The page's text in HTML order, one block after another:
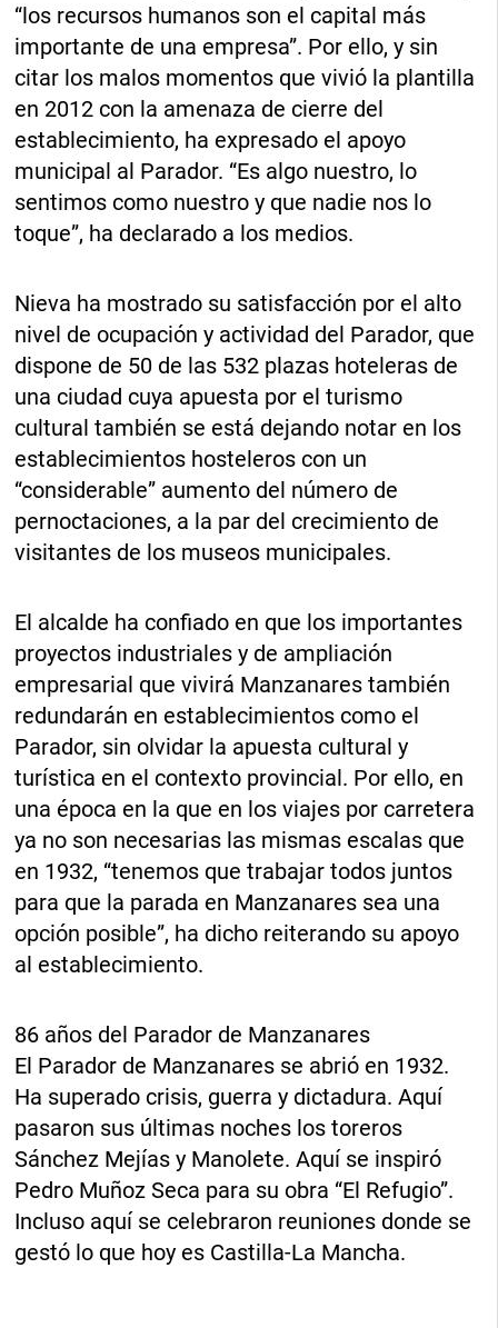
“los recursos humanos son el capital más
importante de una empresa”. Por ello, y sin
citar los malos momentos que vivió la plantilla
en 2012 con la amenaza de cierre del
establecimiento, ha expresado el apoyo
municipal al Parador. “Es algo nuestro, lo
sentimos como nuestro y que nadie nos lo
toque”, ha declarado a los medios.
Nieva ha mostrado su satisfacción por el alto
nivel de ocupación y actividad del Parador, que
dispone de 50 de las 532 plazas hoteleras de
una ciudad cuya apuesta por el turismo
cultural también se está dejando notar en los
establecimientos hosteleros con un
“considerable” aumento del número de
pernoctaciones, a la par del crecimiento de
visitantes de los museos municipales.
El alcalde ha confiado en que los importantes
proyectos industriales y de ampliación
empresarial que vivirá Manzanares también
redundarán en establecimientos como el
Parador, sin olvidar la apuesta cultural y
turística en el contexto provincial. Por ello, en
una época en la que en los viajes por carretera
ya no son necesarias las mismas escalas que
en 1932, “tenemos que trabajar todos juntos
para que la parada en Manzanares sea una
opción posible”, ha dicho reiterando su apoyo
al establecimiento.
86 años del Parador de Manzanares
El Parador de Manzanares se abrió en 1932.
Ha superado crisis, guerra y dictadura. Aquí
pasaron sus últimas noches los toreros
Sánchez Mejías y Manolete. Aquí se inspiró
Pedro Muñoz Seca para su obra “El Refugio”.
Incluso aquí se celebraron reuniones donde se
gestó lo que hoy es Castilla-La Mancha.